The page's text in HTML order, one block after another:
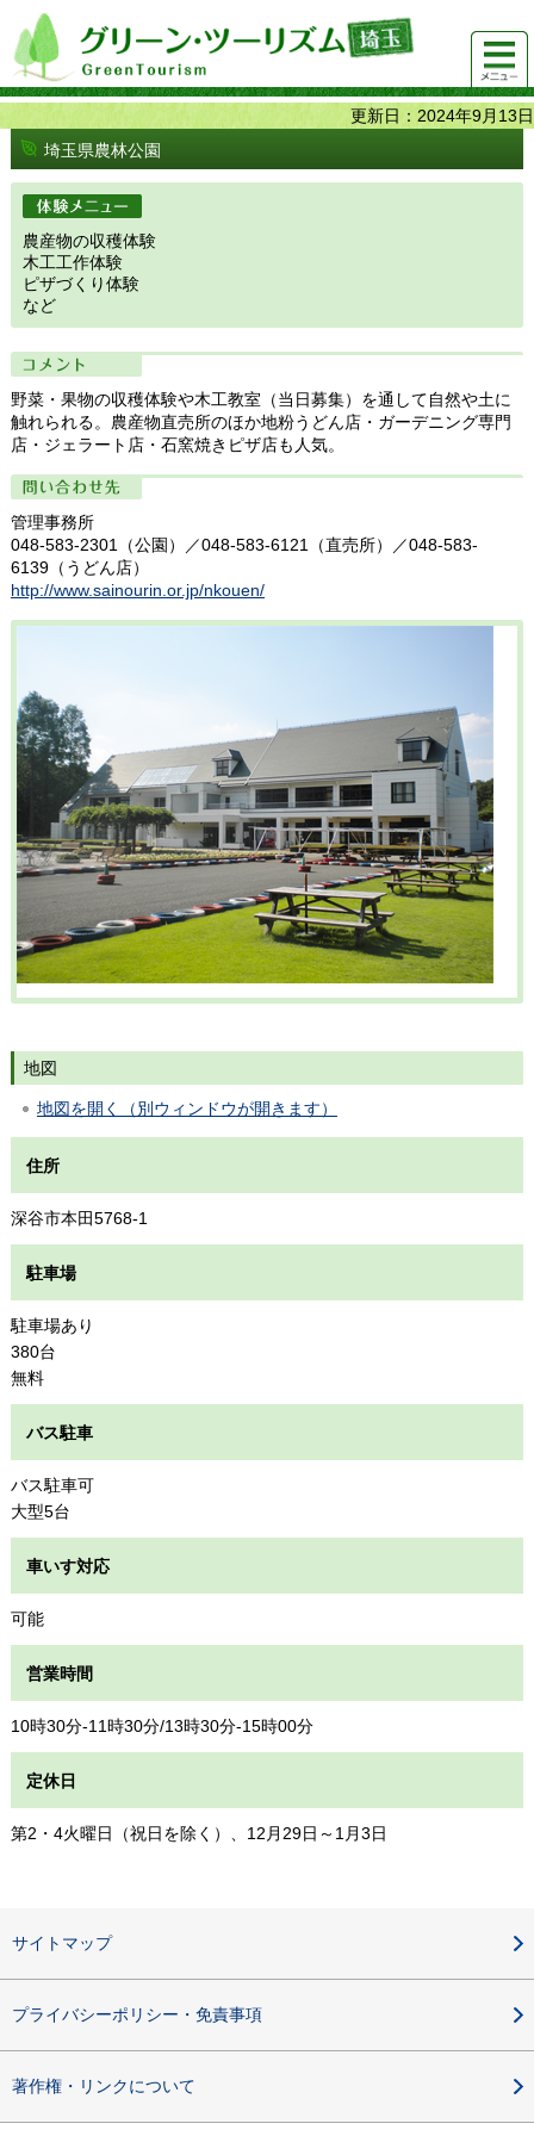
グリーンツーリズム埼玉 緑豊かな農山村で 楽しく！
美味しく！
メニュ
ー
更新日：2024年9月13日
埼玉県農林公園
体験メニュー
農産物の収穫体験
木工工作体験
ピザづくり体験
など
コメント
野菜・果物の収穫体験や木工教室（当日募集）を通して自然や土に
触れられる。農産物直売所のほか地粉うどん店・ガーデニング専門
店・ジェラート店・石窯焼きピザ店も人気。
問い合わせ先
管理事務所
048-583-2301（公園）／048-583-6121（直売所）／048-583-
6139（うどん店）
http://www.sainourin.or.jp/nkouen/
地図
地図を開く（別ウィンドウが開きます）
住所
深谷市本田5768-1
駐車場
駐車場あり
380台
無料
バス駐車
バス駐車可
大型5台
車いす対応
可能
営業時間
10時30分-11時30分/13時30分-15時00分
定休日
第2・4火曜日（祝日を除く）、12月29日～1月3日
サイトマップ
プライバシーポリシー・免責事項
著作権・リンクについて